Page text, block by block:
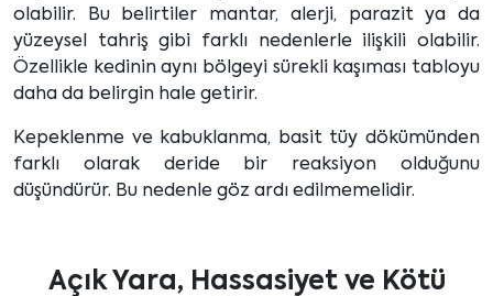
olabilir. Bu belirtiler mantar, alerji, parazit ya da
yüzeysel tahriş gibi farklı nedenlerle ilişkili olabilir.
Özellikle kedinin aynı bölgeyi sürekli kaşıması tabloyu
daha da belirgin hale getirir.
Kepeklenme ve kabuklanma, basit tüy dökümünden
farklı olarak deride bir reaksiyon olduğunu
düşündürür. Bu nedenle göz ardı edilmemelidir.
Açık Yara, Hassasiyet ve Kötü